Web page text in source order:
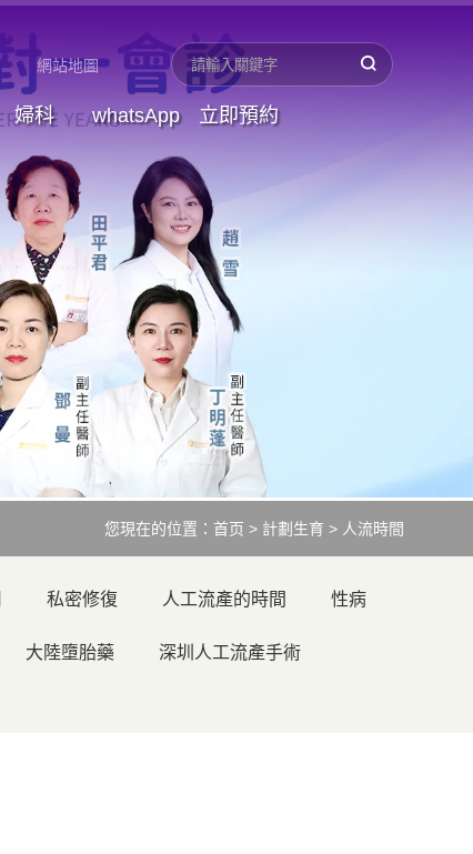
網站地圖
婦科 whatsApp 立即預約
您現在的位置： 首页 > 計劃生育 > 人流時間
私密修復 人工流產的時間 性病
大陸墮胎藥 深圳人工流產手術